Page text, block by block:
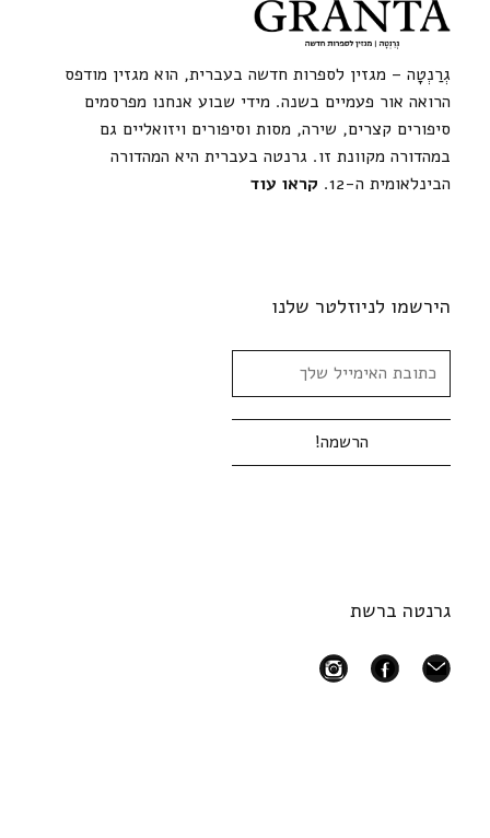
גְרַנְטָה – מגזין לספרות חדשה בעברית, הוא מגזין מודפס
הרואה אור פעמיים בשנה. מידי שבוע אנחנו מפרסמים
סיפורים קצרים, שירה, מסות וסיפורים ויזואליים גם
במהדורה מקוונת זו. גרנטה בעברית היא המהדורה
הבינלאומית ה-12.
קראו עוד
הירשמו לניוזלטר שלנו
גרנטה ברשת
mail
facebook
instagram